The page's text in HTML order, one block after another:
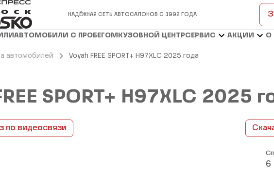
НАДЁЖНАЯ СЕТЬ АВТОСАЛОНОВ С 1992 ГОДА
АВТОМОБИЛИ С ПРОБЕГОМ КУЗОВНОЙ ЦЕНТРСЕРВИС АКЦИИ О
автомобилей Voyah FREE SPORT+ H97XLC 2025 года
SPORT+ H97XLC 2025
по видеосвязи
6